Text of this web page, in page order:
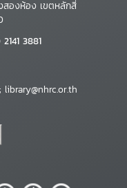
องห้อง เขตหลักสี่
3881
library@nhrc.or.th